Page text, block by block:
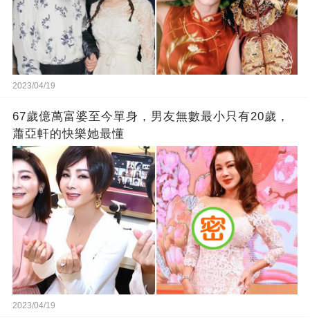
2023/04/19
67歲億萬富婆至今單身，男友無數最小只有20歲，
蕭亞軒的快樂她最懂
2023/04/19